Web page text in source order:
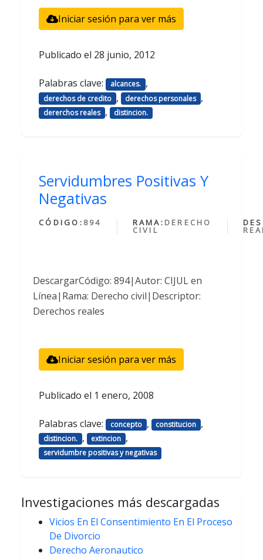
Iniciar sesión para ver más
Publicado el 28 junio, 2012
Palabras clave: alcances. ,
derechos de credito , derechos personales ,
dererchos reales , distincion.
Servidumbres Positivas Y
Negativas
CÓDIGO: 894 RAMA: DERECHO
CIVIL
DescargarCódigo: 894|Autor: CIJUL en
Línea|Rama: Derecho civil|Descriptor:
Derechos reales
Iniciar sesión para ver más
Publicado el 1 enero, 2008
Palabras clave: concepto , constitucion ,
distincion. , extincion ,
servidumbre positivas y negativas
Investigaciones más descargadas
Vicios En El Consentimiento En El Proceso
De Divorcio
Derecho Aeronautico